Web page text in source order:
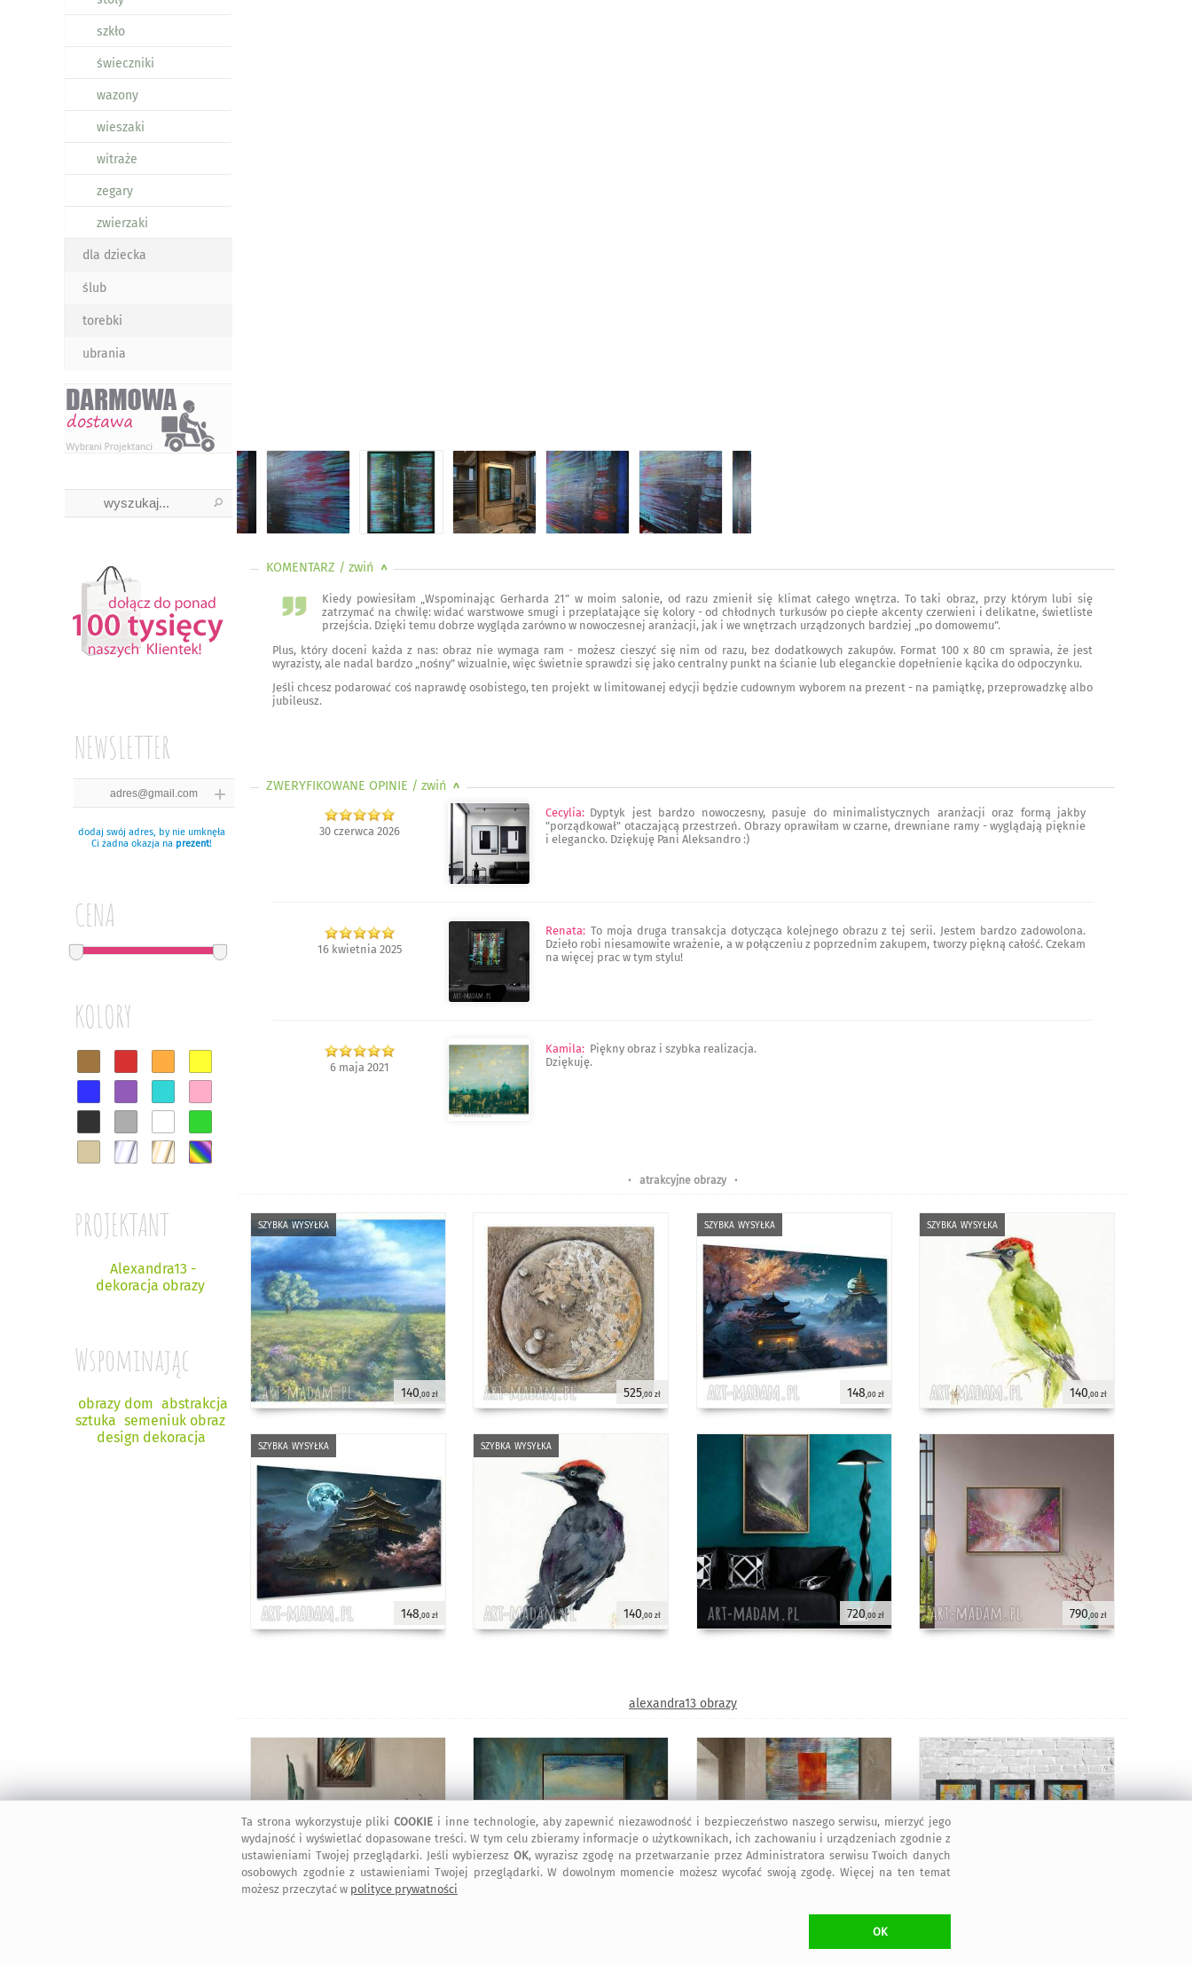
szkło
świeczniki
wazony
wieszaki
witraże
zegary
zwierzaki
dla dziecka
ślub
torebki
ubrania
NEWSLETTER
dodaj swój adres, by nie umknęła
Ci żadna okazja na prezent!
CENA
KOLORY
PROJEKTANT
Alexandra13 -
dekoracja obrazy
Wspominając
obrazy dom abstrakcja
sztuka semeniuk obraz
design dekoracja
KOMENTARZ / zwiń <
Kiedy powiesiłam „Wspominając Gerharda 21” w moim salonie, od razu zmienił się klimat całego wnętrza. To taki obraz, przy którym lubi się
zatrzymać na chwilę: widać warstwowe smugi i przeplatające się kolory - od chłodnych turkusów po ciepłe akcenty czerwieni i delikatne, świetliste
przejścia. Dzięki temu dobrze wygląda zarówno w nowoczesnej aranżacji, jak i we wnętrzach urządzonych bardziej „po domowemu”.
Plus, który doceni każda z nas: obraz nie wymaga ram - możesz cieszyć się nim od razu, bez dodatkowych zakupów. Format 100 x 80 cm sprawia, że jest
wyrazisty, ale nadal bardzo „nośny” wizualnie, więc świetnie sprawdzi się jako centralny punkt na ścianie lub eleganckie dopełnienie kącika do odpoczynku.
Jeśli chcesz podarować coś naprawdę osobistego, ten projekt w limitowanej edycji będzie cudownym wyborem na prezent - na pamiątkę, przeprowadzkę albo
jubileusz.
ZWERYFIKOWANE OPINIE / zwiń >
30 czerwca 2026
Cecylia: Dyptyk jest bardzo nowoczesny, pasuje do minimalistycznych aranżacji oraz formą jakby
"porządkował" otaczającą przestrzeń. Obrazy oprawiłam w czarne, drewniane ramy - wyglądają pięknie
i elegancko. Dziękuję Pani Aleksandro :)
16 kwietnia 2025
Renata: To moja druga transakcja dotycząca kolejnego obrazu z tej serii. Jestem bardzo zadowolona.
Dzieło robi niesamowite wrażenie, a w połączeniu z poprzednim zakupem, tworzy piękną całość. Czekam
na więcej prac w tym stylu!
6 maja 2021
Kamila: Piękny obraz i szybka realizacja.
Dziękuję.
• atrakcyjne obrazy•
szybka wysyłka
140,00 zł 525,00 zł
szybka wysyłka
148,00 zł
szybka wysyłka
140,00 zł
szybka wysyłka
148,00 zł
szybka wysyłka
140,00 zł
720,00 zł 790,00 zł
alexandra13 obrazy
750
Ta strona wykorzystuje plikiCOOKIE i inne technologie, aby zapewnić niezawodność i bezpieczeństwo naszego serwisu, mierzyć jego
wydajność i wyświetlać dopasowane treści. W tym celu zbieramy informacje o użytkownikach, ich zachowaniu i urządzeniach zgodnie z
ustawieniami Twojej przeglądarki. Jeśli wybierzesz OK, wyrazisz zgodę na przetwarzanie przez Administratora serwisu Twoich danych
osobowych zgodnie z ustawieniami Twojej przeglądarki. W dowolnym momencie możesz wycofać swoją zgodę. Więcej na ten temat
możesz przeczytać w polityce prywatności
OK